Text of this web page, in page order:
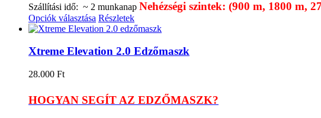
Szállítási idő: ~ 2 munkanap Nehézségi szintek: (900 m, 1800 m,
Opciók választása Részletek
Xtreme Elevation 2.0 Edzőmaszk
28.000 Ft
HOGYAN SEGÍT AZ EDZŐMASZK?